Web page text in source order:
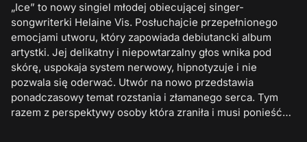
„Ice” to nowy singiel młodej obiecującej singer-
songwriterki Helaine Vis. Posłuchajcie przepełnionego
emocjami utworu, który zapowiada debiutancki album
artystki. Jej delikatny i niepowtarzalny głos wnika pod
skórę, uspokaja system nerwowy, hipnotyzuje i nie
pozwala się oderwać. Utwór na nowo przedstawia
ponadczasowy temat rozstania i złamanego serca. Tym
razem z perspektywy osoby która zraniła i musi ponieść…